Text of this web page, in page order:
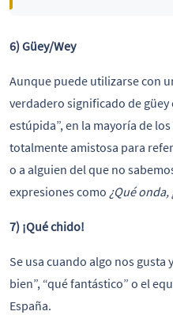
6) Güey/Wey
Aunque puede utilizarse con
verdadero significado de güey
estúpida”, en la mayoría de
totalmente amistosa para
o a alguien del que no
expresiones como ¿Qué onda,
7) ¡Qué chido!
Se usa cuando algo nos gusta
bien”, “qué fantástico” o el
España.